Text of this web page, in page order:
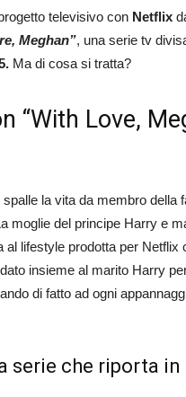
televisivo con Netflix
Meghan”, una serie tv
Ma di cosa si tratta?
“With Love,
la vita da membro della
moglie del principe Harry e
al lifestyle prodotta per Netflix
insieme al marito Harry
di fatto ad ogni
serie che riporta